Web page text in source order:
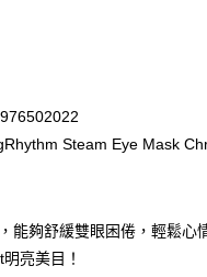
Steam Eye Mask
能夠舒緩雙眼困倦，輕鬆心
亮美目！